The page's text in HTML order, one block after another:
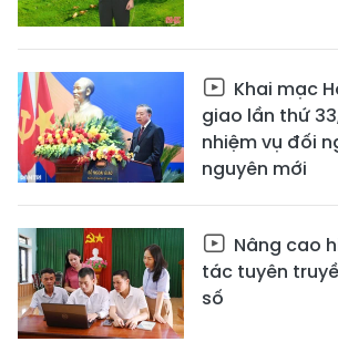
Khai mạc
giao lần thứ
nhiệm vụ đối
nguyên mới
Nâng cao
tác tuyên
số